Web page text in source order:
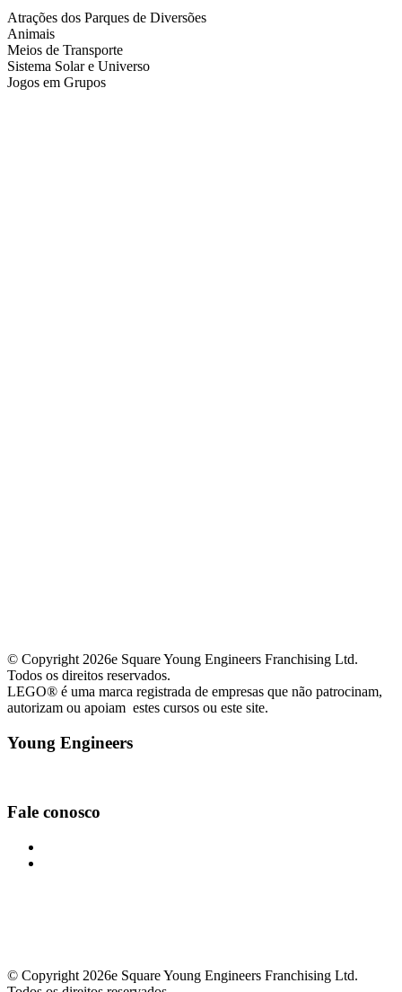
Atrações dos Parques de Diversões
Animais
Meios de Transporte
Sistema Solar e Universo
Jogos em Grupos
© Copyright 2026e Square Young Engineers Franchising Ltd.
Todos os direitos reservados.
LEGO® é uma marca registrada de empresas que não patrocinam,
autorizam ou apoiam estes cursos ou este site.
Young Engineers
Fale conosco
© Copyright 2026e Square Young Engineers Franchising Ltd.